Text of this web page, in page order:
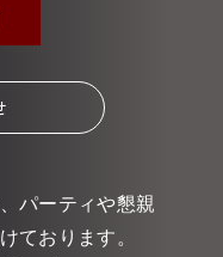
パーティや懇親
ております。